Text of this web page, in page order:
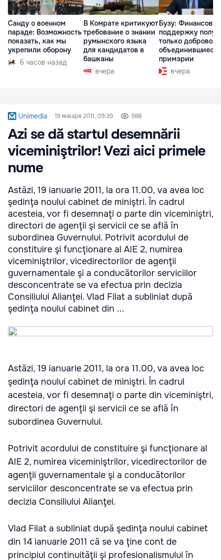
Санду о военном
параде: Возможность
показать, как мы
укрепили оборону
6 часов назад
В Комрате критикуют
требование о знании
румынского языка
для кандидатов в
башканы
вчера
Бузу:
поддержку
только
объединившиеся
примэрии
вчера
Unimedia 19 января 2011, 09:39 588
Azi se dă startul desemnării
viceminiştrilor! Vezi aici primele
nume
Astăzi, 19 ianuarie 2011, la ora 11.00, va avea loc
şedinţa noului cabinet de miniştri. În cadrul
acesteia, vor fi desemnaţi o parte din viceminiştri,
directori de agenţii şi servicii ce se află în
subordinea Guvernului. Potrivit acordului de
constituire şi funcţionare al AIE 2, numirea
viceminiştrilor, vicedirectorilor de agenţii
guvernamentale şi a conducătorilor serviciilor
desconcentrate se va efectua prin decizia
Consiliului Alianţei. Vlad Filat a subliniat după
şedinţa noului cabinet din ...
Astăzi, 19 ianuarie 2011, la ora 11.00, va avea loc
şedinţa noului cabinet de miniştri. În cadrul
acesteia, vor fi desemnaţi o parte din viceminiştri,
directori de agenţii şi servicii ce se află în
subordinea Guvernului.
Potrivit acordului de constituire şi funcţionare al
AIE 2, numirea viceminiştrilor, vicedirectorilor de
agenţii guvernamentale şi a conducătorilor
serviciilor desconcentrate se va efectua prin
decizia Consiliului Alianţei.
Vlad Filat a subliniat după şedinţa noului cabinet
din 14 ianuarie 2011 că se va ţine cont de
principiul continuităţii şi profesionalismului în